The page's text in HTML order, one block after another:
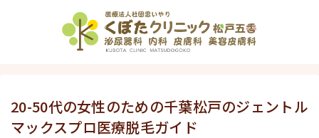
20-50代の女性のための千葉松戸のジェントル
マックスプロ医療脱毛ガイド